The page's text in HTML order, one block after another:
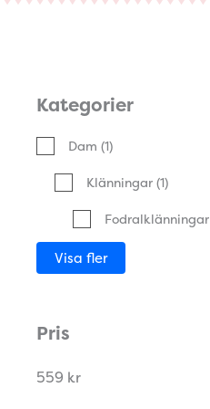
Kategorier
Dam (1)
Klänningar (1)
Fodralklänningar
Visa fler
Pris
559 kr